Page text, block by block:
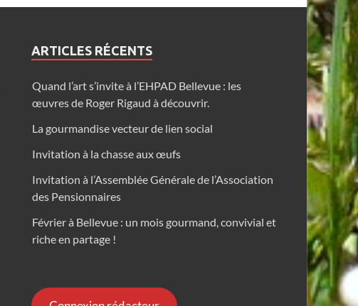
ARTICLES RÉCENTS
Quand l’art s’invite à l’EHPAD Bellevue : les
œuvres de Roger Rigaud à découvrir.
La gourmandise vecteur de lien social
Invitation à la chasse aux œufs
Invitation à l’Assemblée Générale de l’Association
des Pensionnaires
Février à Bellevue : un mois gourmand, convivial et
riche en partage !